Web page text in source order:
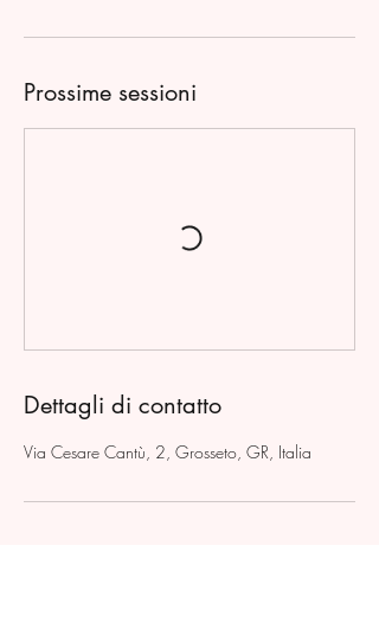
Prossime sessioni
Dettagli di contatto
Via Cesare Cantù, 2, Grosseto, GR, Italia